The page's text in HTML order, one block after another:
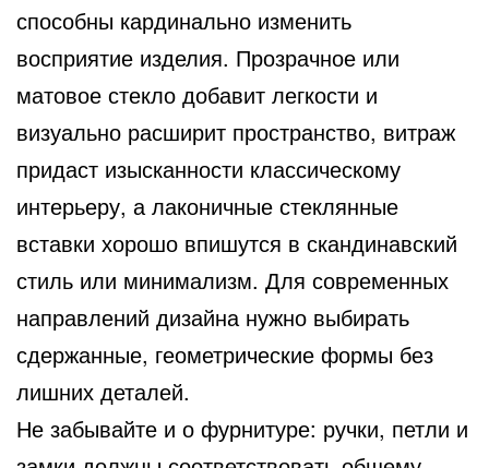
способны кардинально изменить
восприятие изделия. Прозрачное или
матовое стекло добавит легкости и
визуально расширит пространство, витраж
придаст изысканности классическому
интерьеру, а лаконичные стеклянные
вставки хорошо впишутся в скандинавский
стиль или минимализм. Для современных
направлений дизайна нужно выбирать
сдержанные, геометрические формы без
лишних деталей.
Не забывайте и о фурнитуре: ручки, петли и